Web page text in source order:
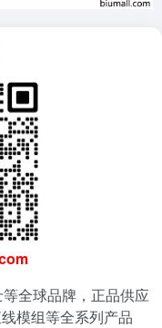
全球品牌，正品供应
模组等全系列产品